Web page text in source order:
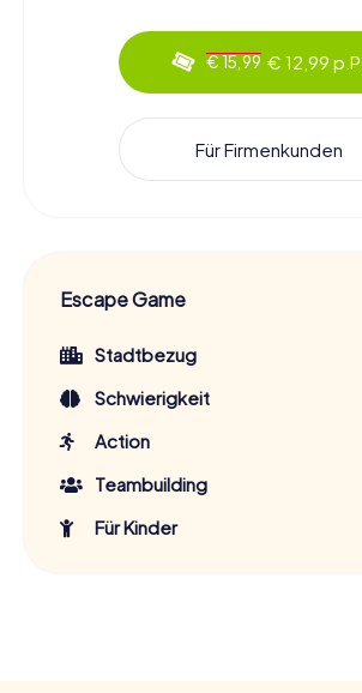
€ 15,99 € 12,99 p.P.
Für Firmenkunden
Escape Game
Stadtbezug
Schwierigkeit
Action
Teambuilding
Für Kinder